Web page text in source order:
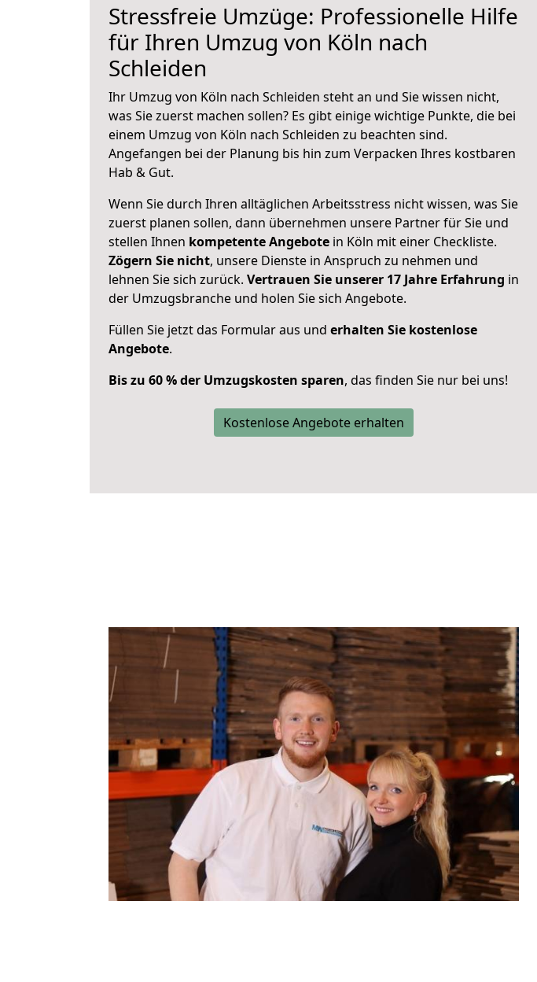
Stressfreie Umzüge: Professionelle Hilfe
für Ihren Umzug von Köln nach
Schleiden
Ihr Umzug von Köln nach Schleiden steht an und Sie wissen nicht,
was Sie zuerst machen sollen? Es gibt einige wichtige Punkte, die bei
einem Umzug von Köln nach Schleiden zu beachten sind.
Angefangen bei der Planung bis hin zum Verpacken Ihres kostbaren
Hab & Gut.
Wenn Sie durch Ihren alltäglichen Arbeitsstress nicht wissen, was Sie
zuerst planen sollen, dann übernehmen unsere Partner für Sie und
stellen Ihnen kompetente Angebote in Köln mit einer Checkliste.
Zögern Sie nicht, unsere Dienste in Anspruch zu nehmen und
lehnen Sie sich zurück. Vertrauen Sie unserer 17 Jahre Erfahrung in
der Umzugsbranche und holen Sie sich Angebote.
Füllen Sie jetzt das Formular aus und erhalten Sie kostenlose
Angebote.
Bis zu 60 % der Umzugskosten sparen, das finden Sie nur bei uns!
Kostenlose Angebote erhalten